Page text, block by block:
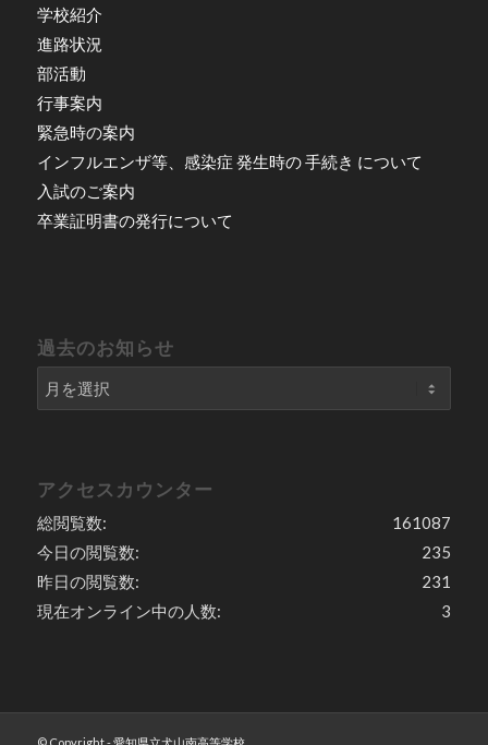
学校紹介
進路状況
部活動
行事案内
緊急時の案内
インフルエンザ等、感染症 発生時の 手続き について
入試のご案内
卒業証明書の発行について
過去のお知らせ
アクセスカウンター
161087
総閲覧数:
235
今日の閲覧数:
231
昨日の閲覧数:
3
現在オンライン中の人数: